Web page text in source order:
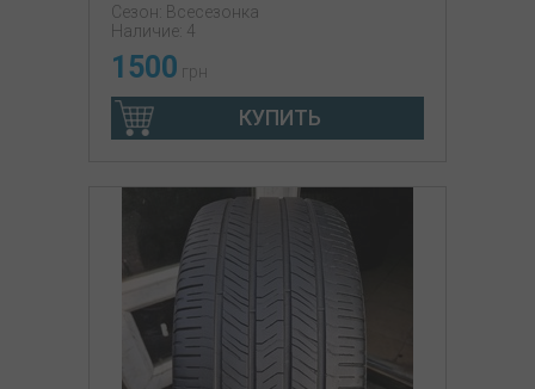
Сезон: Всесезонка
Наличие: 4
1500 грн
КУПИТЬ